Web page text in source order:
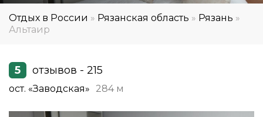
Отдых в России » Рязанская область » Рязань »
Альтаир
5 отзывов - 215
ост. «Заводская» 284 м